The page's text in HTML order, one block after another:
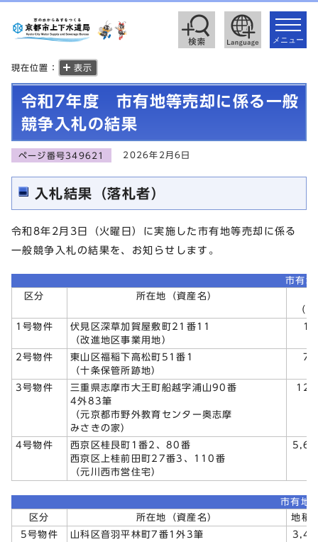
toggle
メニュー
現在位置： 表示
令和7年度 市有地等売却に係る一般
競争入札の結果
ページ番号349621 2026年2月6日
入札結果（落札者）
令和8年2月3日（火曜日）に実施した市有地等売却に係る
一般競争入札の結果を、お知らせします。
市有地
区分
所在地（資産名）
（
1号物件
伏見区深草加賀屋敷町21番11
（改進地区事業用地）
2号物件
東山区福稲下高松町51番1
（十条保管所跡地）
3号物件
三重県志摩市大王町船越字浦山90番
4外83筆
（元京都市野外教育センター奥志摩
みさきの家）
4号物件
西京区桂艮町1番2、80番
西京区上桂前田町27番3、110番
（元川西市営住宅）
市有地
区分
所在地（資産名）
地積
5号物件
山科区音羽平林町7番1外3筆